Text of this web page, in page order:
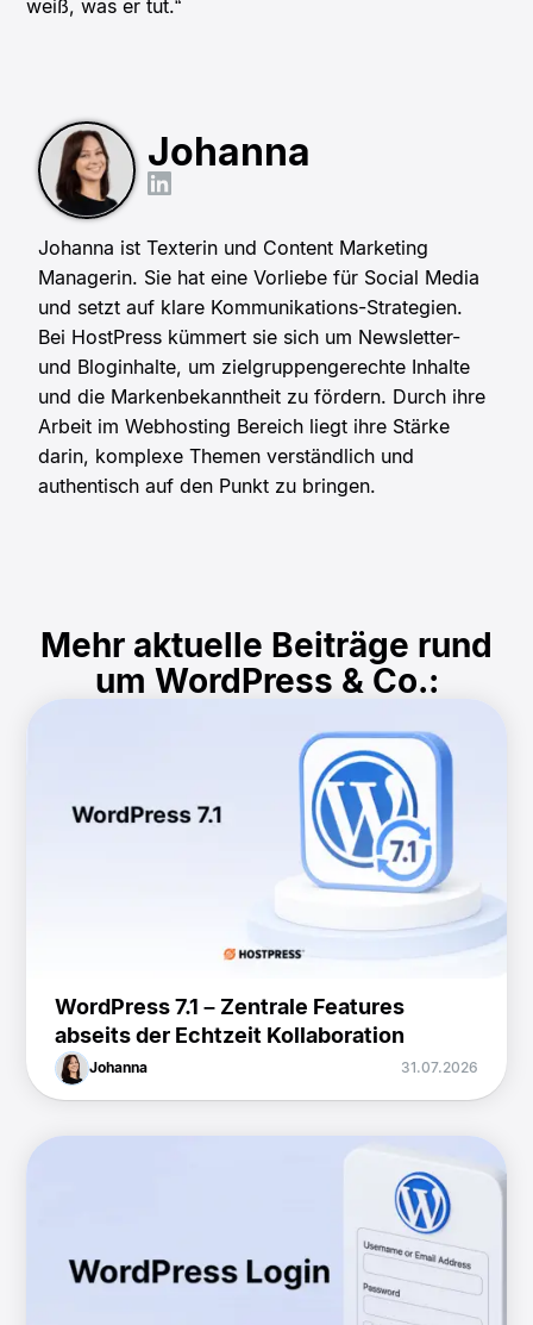
weiß, was er tut.“
Johanna
Johanna ist Texterin und Content Marketing
Managerin. Sie hat eine Vorliebe für Social Media
und setzt auf klare Kommunikations-Strategien.
Bei HostPress kümmert sie sich um Newsletter-
und Bloginhalte, um zielgruppengerechte Inhalte
und die Markenbekanntheit zu fördern. Durch ihre
Arbeit im Webhosting Bereich liegt ihre Stärke
darin, komplexe Themen verständlich und
authentisch auf den Punkt zu bringen.
Mehr aktuelle Beiträge rund
um WordPress & Co.:
WordPress 7.1 – Zentrale Features
abseits der Echtzeit Kollaboration
Johanna 31.07.2026